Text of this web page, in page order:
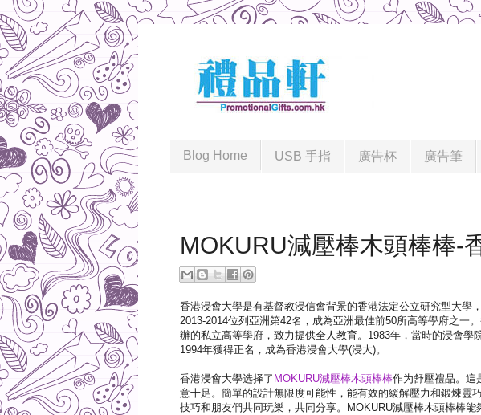
Blog Home USB 手指 廣告杯 廣告筆
MOKURU減壓棒木頭棒棒-
香港浸會大學是有基督教浸信會背景的香港法定公立研究型大學
2013-2014位列亞洲第42名，成為亞洲最佳前50所高等學府之一
辦的私立高等學府，致力提供全人教育。1983年，當時的浸會學
1994年獲得正名，成為香港浸會大學(浸大)。
香港浸會大學选择了 MOKURU減壓棒木頭棒棒作为舒壓禮品。這
意十足。簡單的設計無限度可能性，能有效的緩解壓力和鍛煉靈
技巧和朋友們共同玩樂，共同分享。MOKURU減壓棒木頭棒棒